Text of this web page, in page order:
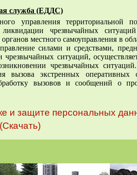
служба (ЕДДС)
управления территориальной
чрезвычайных
местного самоуправления в
силами и средствами,
чрезвычайных ситуаций,
чрезвычайных
вызова экстренных
вызовов и сообщений о
и защите персональных